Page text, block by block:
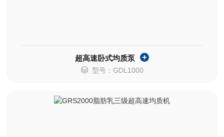
超高速卧式均质泵
型号：GDL1000